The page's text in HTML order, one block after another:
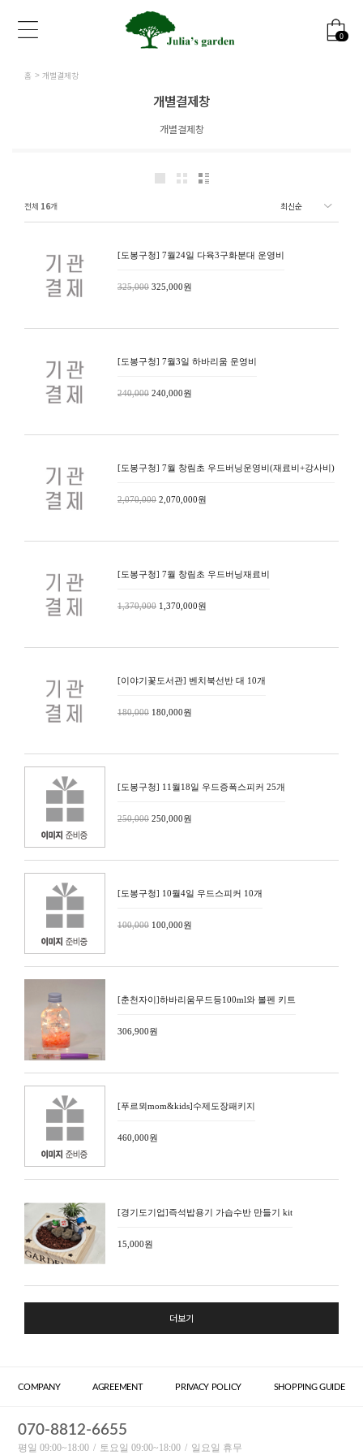
0
홈 개별결제창
개별결제창
개별결제창
전체 16개
[도봉구청] 7월24일 다육3구화분대 운영비
325,000 325,000원
[도봉구청] 7월3일 하바리움 운영비
240,000 240,000원
[도봉구청] 7월 창림초 우드버닝운영비(재료비+강사비)
2,070,000 2,070,000원
[도봉구청] 7월 창림초 우드버닝재료비
1,370,000 1,370,000원
[이야기꽃도서관] 벤치북선반 대 10개
180,000 180,000원
[도봉구청] 11월18일 우드증폭스피커 25개
250,000 250,000원
[도봉구청] 10월4일 우드스피커 10개
100,000 100,000원
[춘천자이]하바리움무드등100ml와 볼펜 키트
306,900원
[푸르뫼mom&kids]수제도장패키지
460,000원
[경기도기업]즉석밥용기 가습수반 만들기 kit
15,000원
더보기
COMPANY AGREEMENT PRIVACY POLICY SHOPPING GUIDE
070-8812-6655
평일 09:00~18:00 토요일 09:00~18:00 일요일 휴무